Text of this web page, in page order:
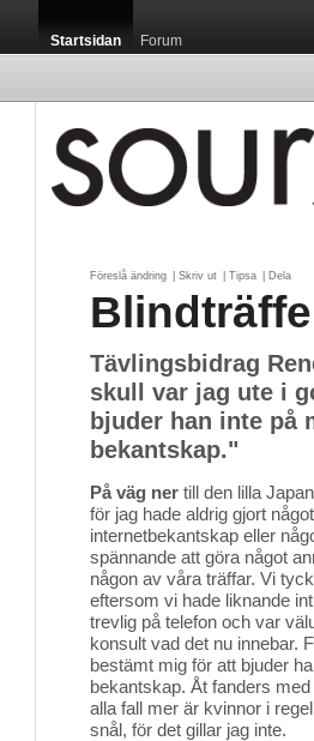
Startsidan Forum
Föreslå ändring Skriv ut Tipsa Dela
Tävlingsbidrag
skull var jag ute i
bjuder han inte på
bekantskap."
På väg ner till den lilla
för jag hade aldrig gjort
internetbekantskap eller
spännande att göra något
någon av våra träffar. Vi
eftersom vi hade liknande
trevlig på telefon och var
konsult vad det nu innebar.
bestämt mig för att bjuder
bekantskap. Åt fanders
alla fall mer är kvinnor i
snål, för det gillar jag inte.